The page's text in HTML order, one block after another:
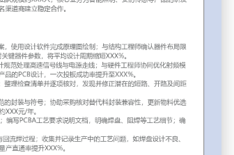
品销往全球超过XXX个国家和地区，与多家
师提供的方案，使用设计软件完成原理图绘
源、信号完整性预分析；输出BOM清单并核
。